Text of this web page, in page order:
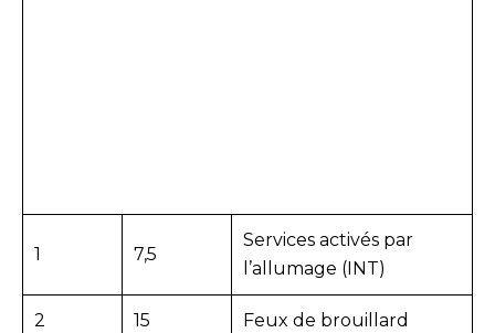
1 7,5
Services activés par
l’allumage (INT)
2 15 Feux de brouillard